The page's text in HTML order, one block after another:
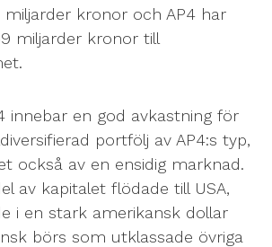
miljarder kronor och AP4 har
miljarder kronor till
innebar en god avkastning för
portfölj av AP4:s typ,
också av en ensidig marknad.
av kapitalet flödade till USA,
i en stark amerikansk dollar
börs som utklassade övriga